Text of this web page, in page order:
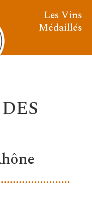
Les Vins
Médaillés